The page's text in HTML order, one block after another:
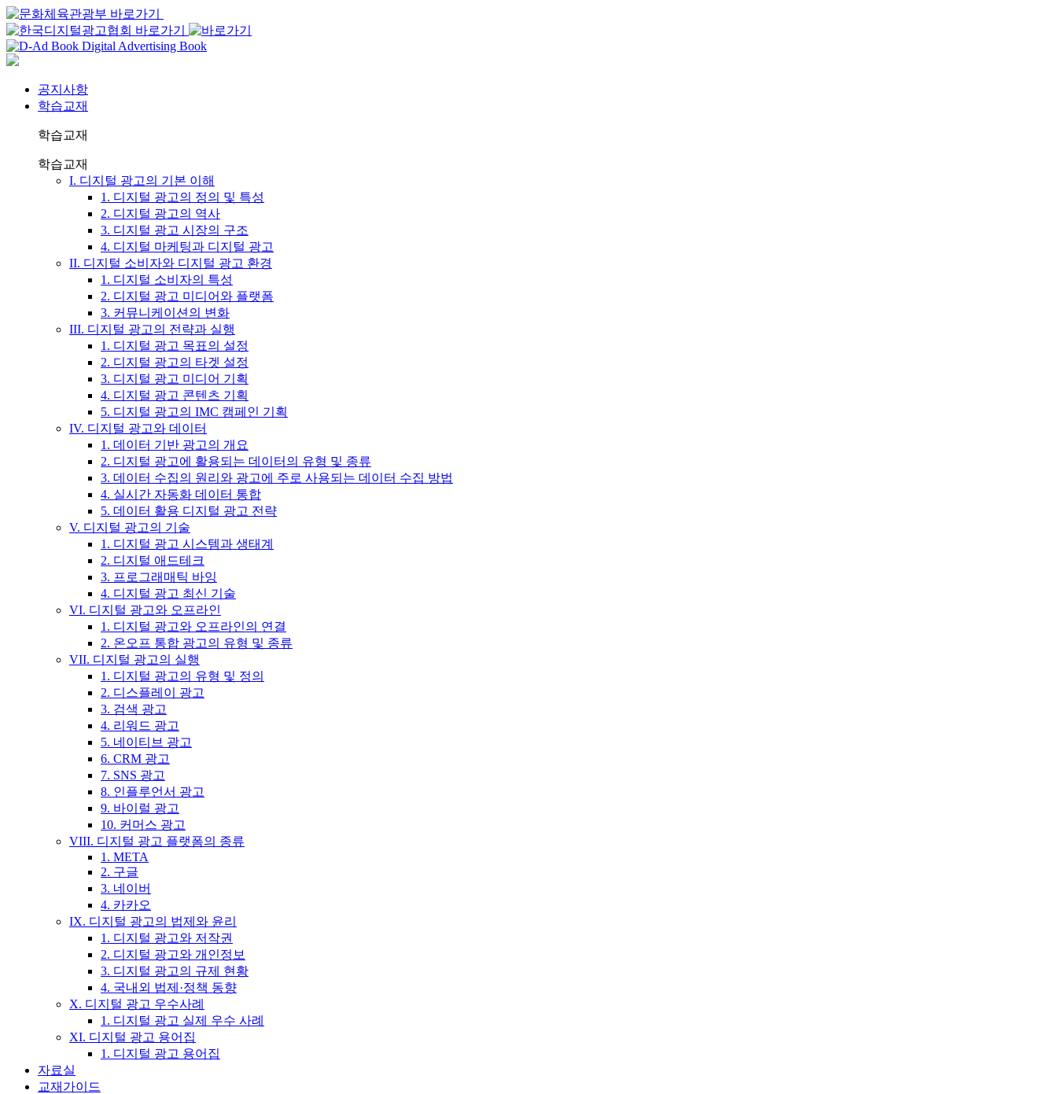
공지사항
학습교재
학습교재
학습교재
I. 디지털 광고의 기본 이해
1. 디지털 광고의 정의 및 특성
2. 디지털 광고의 역사
3. 디지털 광고 시장의 구조
4. 디지털 마케팅과 디지털 광고
II. 디지털 소비자와 디지털 광고 환경
1. 디지털 소비자의 특성
2. 디지털 광고 미디어와 플랫폼
3. 커뮤니케이션의 변화
III. 디지털 광고의 전략과 실행
1. 디지털 광고 목표의 설정
2. 디지털 광고의 타겟 설정
3. 디지털 광고 미디어 기획
4. 디지털 광고 콘텐츠 기획
5. 디지털 광고의 IMC 캠페인 기획
IV. 디지털 광고와 데이터
1. 데이터 기반 광고의 개요
2. 디지털 광고에 활용되는 데이터의 유형 및 종류
3. 데이터 수집의 원리와 광고에 주로 사용되는 데이터 수집 방법
4. 실시간 자동화 데이터 통합
5. 데이터 활용 디지털 광고 전략
V. 디지털 광고의 기술
1. 디지털 광고 시스템과 생태계
2. 디지털 애드테크
3. 프로그래매틱 바잉
4. 디지털 광고 최신 기술
VI. 디지털 광고와 오프라인
1. 디지털 광고와 오프라인의 연결
2. 온오프 통합 광고의 유형 및 종류
VII. 디지털 광고의 실행
1. 디지털 광고의 유형 및 정의
2. 디스플레이 광고
3. 검색 광고
4. 리워드 광고
5. 네이티브 광고
6. CRM 광고
7. SNS 광고
8. 인플루언서 광고
9. 바이럴 광고
10. 커머스 광고
VIII. 디지털 광고 플랫폼의 종류
1. META
2. 구글
3. 네이버
4. 카카오
IX. 디지털 광고의 법제와 윤리
1. 디지털 광고와 저작권
2. 디지털 광고와 개인정보
3. 디지털 광고의 규제 현황
4. 국내외 법제·정책 동향
X. 디지털 광고 우수사례
1. 디지털 광고 실제 우수 사례
XI. 디지털 광고 용어집
1. 디지털 광고 용어집
자료실
교재가이드